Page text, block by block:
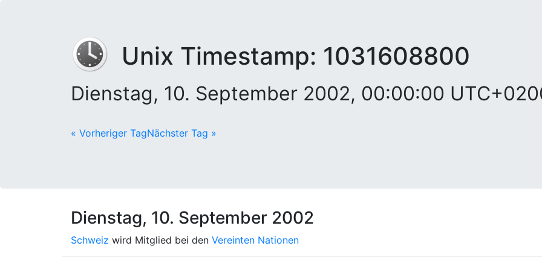
Unix Timestamp: 1031608800
Dienstag, 10. September 2002, 00:00:00
« Vorheriger TagNächster Tag »
Dienstag, 10. September 2002
Schweiz wird Mitglied bei den Vereinten Nationen